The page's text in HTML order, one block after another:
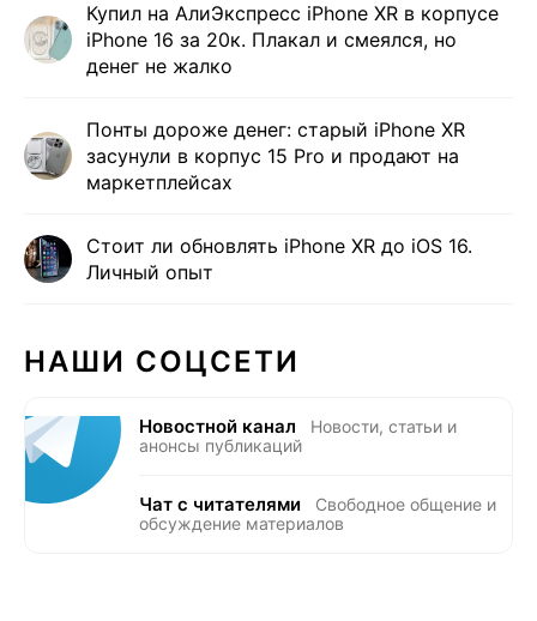
Купил на АлиЭкспресс iPhone XR в корпусе
iPhone 16 за 20к. Плакал и смеялся, но
денег не жалко
Понты дороже денег: старый iPhone XR
засунули в корпус 15 Pro и продают на
маркетплейсах
Стоит ли обновлять iPhone XR до iOS 16.
Личный опыт
НАШИ СОЦСЕТИ
Новостной канал
Новости, статьи и
анонсы публикаций
Чат с читателями
Свободное общение и
обсуждение материалов